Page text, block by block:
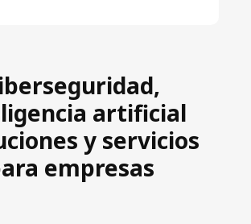
artificial
y servicios
empresas